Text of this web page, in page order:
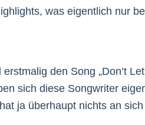
was eigentlich nur
den Song „Don’t
sich diese Songwriter
ja überhaupt nichts an